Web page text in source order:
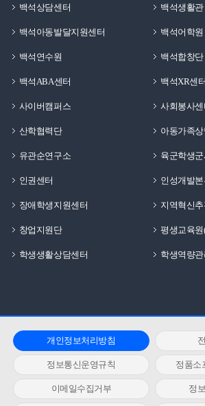
백석상담센터 백석생활관
백석아동발달지원센터 백석어학원
백석연수원 백석합창단
백석ABA센터 백석XR센터
사이버캠퍼스 사회봉사센
산학협력단 아동가족
유관순연구소 육군학생
인권센터 인성개발본
장애학생지원센터 지역혁신
창업지원단 평생교육원
학생생활상담센터 학생역량
개인정보처리방침
정보통신운영규칙 정품소
이메일수집거부 정